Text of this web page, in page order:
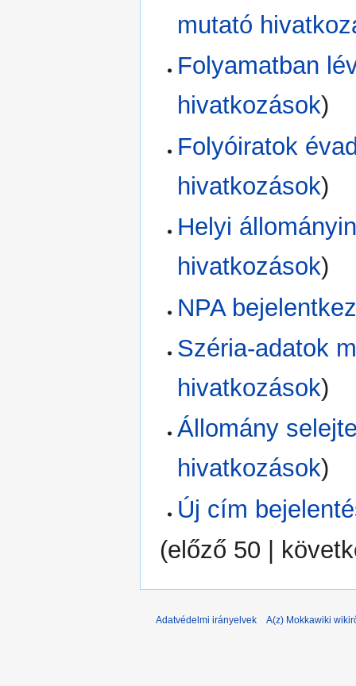
mutató
Folyamatban
hivatkozások)
Folyóiratok
hivatkozások)
Helyi
hivatkozások)
NPA
Széria-adatok
hivatkozások)
Állomány
hivatkozások)
Új cím
(előző 50
Adatvédelmi irányelvek A(z) Mokkawiki